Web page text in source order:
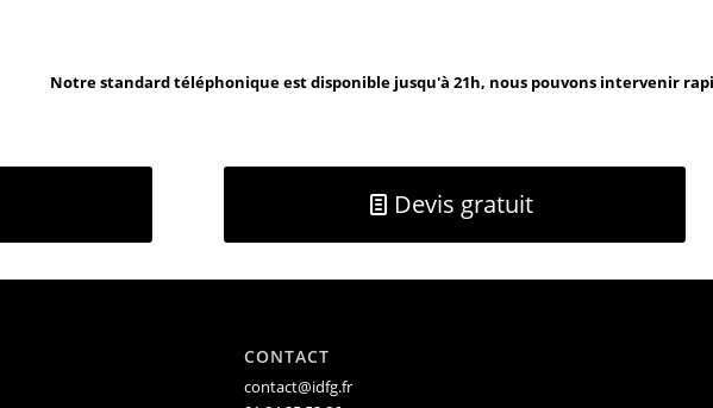
Notre standard téléphonique est disponible jusqu'à 21h, nous pouvons intervenir
Devis gratuit
CONTACT
contact@idfg.fr